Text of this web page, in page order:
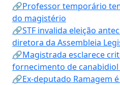
🔗Professor temporário
do magistério
🔗STF invalida eleição
diretora da Assembleia
🔗Magistrada esclarece
fornecimento de canabidiol
🔗Ex-deputado Ramagem